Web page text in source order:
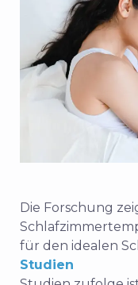
Die Forschung
für den idealen
Studien